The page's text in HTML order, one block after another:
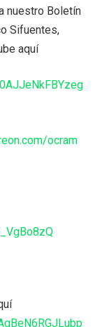
nuestro Boletín
Sifuentes,
aquí
ocram